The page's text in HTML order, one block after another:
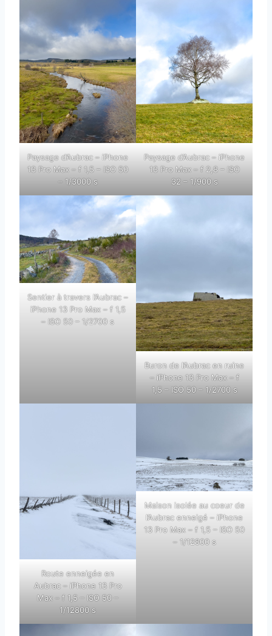
Paysage d’Aubrac – iPhone
13 Pro Max – f 1,5 – ISO 50
– 1/3000 s
Paysage d’Aubrac – iPhone
13 Pro Max – f 2,8 – ISO
32 – 1/900 s
Sentier à travers l’Aubrac –
iPhone 13 Pro Max – f 1,5
– ISO 50 – 1/2700 s
Buron de l’Aubrac en ruine
– iPhone 13 Pro Max – f
1,5 – ISO 50 – 1/2700 s
Route enneigée en
Aubrac – iPhone 13 Pro
Max – f 1,5 – ISO 50 –
1/12800 s
Maison isolée au coeur de
l’Aubrac enneigé – iPhone
13 Pro Max – f 1,5 – ISO 50
– 1/12800 s